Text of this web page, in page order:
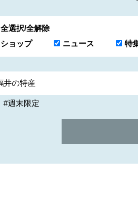
全選択/全解除
ショップ
ニュース 特
#週末限定